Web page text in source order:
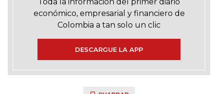
económico, empresarial y financiero de
Colombia a tan solo un clic
DESCARGUE LA APP